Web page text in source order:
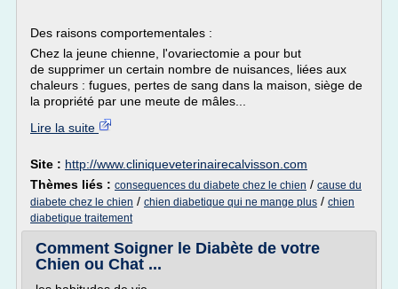
Des raisons comportementales :
Chez la jeune chienne, l'ovariectomie a pour but
de supprimer un certain nombre de nuisances, liées aux
chaleurs : fugues, pertes de sang dans la maison, siège de
la propriété par une meute de mâles...
Lire la suite
Site : http://www.cliniqueveterinairecalvisson.com
Thèmes liés : consequences du diabete chez le chien / cause du
diabete chez le chien / chien diabetique qui ne mange plus / chien
diabetique traitement
Comment Soigner le Diabète de votre
Chien ou Chat ...